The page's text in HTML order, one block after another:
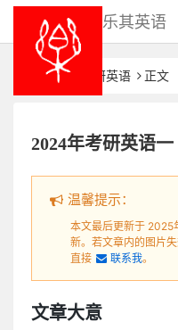
乐其英语
首页 考研英语 正文
2024年考研英语一
温馨提示：
本文最后更新于 2025
新。若文章内的图片
直接
联系我。
文章大意